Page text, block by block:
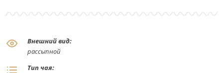
Внешний вид:
рассыпной
Тип чая: